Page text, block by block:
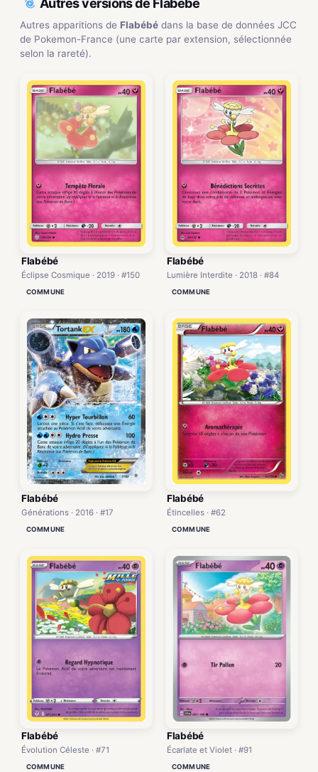
Autres versions de Flabébé
Autres apparitions de Flabébé dans la base de données JCC
de Pokemon-France (une carte par extension, sélectionnée
selon la rareté).
Flabébé
Éclipse Cosmique · 2019 · #150
COMMUNE
Flabébé
Lumière Interdite · 2018 · #84
COMMUNE
Flabébé
Générations · 2016 · #17
COMMUNE
Flabébé
Étincelles · #62
COMMUNE
Flabébé
Évolution Céleste · #71
COMMUNE
Flabébé
Écarlate et Violet · #91
COMMUNE